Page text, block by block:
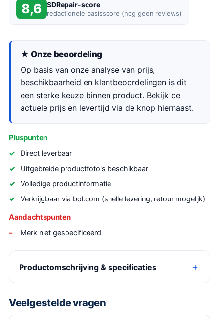
8,6 SDRepair-score
redactionele basisscore (nog geen reviews)
★ Onze beoordeling
Op basis van onze analyse van prijs,
beschikbaarheid en klantbeoordelingen is dit
een sterke keuze binnen product. Bekijk de
actuele prijs en levertijd via de knop hiernaast.
Pluspunten
Direct leverbaar
Uitgebreide productfoto's beschikbaar
Volledige productinformatie
Verkrijgbaar via bol.com (snelle levering, retour mogelijk)
Aandachtspunten
Merk niet gespecificeerd
Productomschrijving & specificaties
Veelgestelde vragen